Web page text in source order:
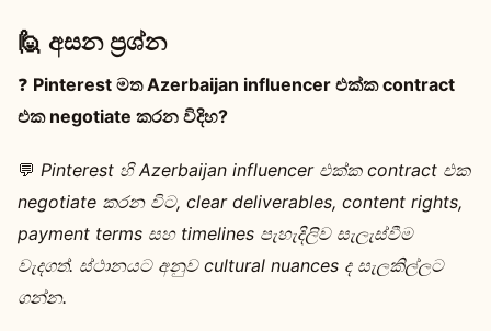
🙋 අසන ප්‍රශ්න
❓ Pinterest මත Azerbaijan influencer එක්ක contract
එක negotiate කරන විදිහ?
💬 Pinterest හි Azerbaijan influencer එක්ක contract එක
negotiate කරන විට, clear deliverables, content rights,
payment terms සහ timelines පැහැදිලිව සැලැස්වීම
වැදගත්. ස්ථානයට අනුව cultural nuances ද සැලකිල්ලට
ගන්න.